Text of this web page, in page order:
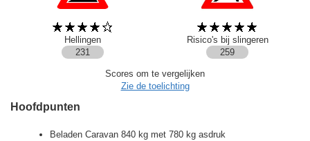
Hellingen
Risico's bij slingeren
231
259
Scores om te vergelijken
Zie de toelichting
Hoofdpunten
Beladen Caravan 840 kg met 780 kg asdruk